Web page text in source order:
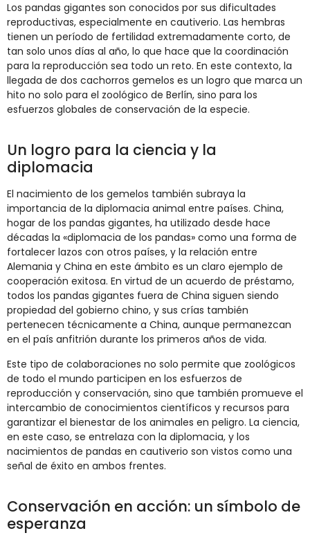
Los pandas gigantes son conocidos por sus dificultades
reproductivas, especialmente en cautiverio. Las hembras
tienen un período de fertilidad extremadamente corto, de
tan solo unos días al año, lo que hace que la coordinación
para la reproducción sea todo un reto. En este contexto, la
llegada de dos cachorros gemelos es un logro que marca un
hito no solo para el zoológico de Berlín, sino para los
esfuerzos globales de conservación de la especie.
Un logro para la ciencia y la
diplomacia
El nacimiento de los gemelos también subraya la
importancia de la diplomacia animal entre países. China,
hogar de los pandas gigantes, ha utilizado desde hace
décadas la «diplomacia de los pandas» como una forma de
fortalecer lazos con otros países, y la relación entre
Alemania y China en este ámbito es un claro ejemplo de
cooperación exitosa. En virtud de un acuerdo de préstamo,
todos los pandas gigantes fuera de China siguen siendo
propiedad del gobierno chino, y sus crías también
pertenecen técnicamente a China, aunque permanezcan
en el país anfitrión durante los primeros años de vida.
Este tipo de colaboraciones no solo permite que zoológicos
de todo el mundo participen en los esfuerzos de
reproducción y conservación, sino que también promueve el
intercambio de conocimientos científicos y recursos para
garantizar el bienestar de los animales en peligro. La ciencia,
en este caso, se entrelaza con la diplomacia, y los
nacimientos de pandas en cautiverio son vistos como una
señal de éxito en ambos frentes.
Conservación en acción: un símbolo de
esperanza